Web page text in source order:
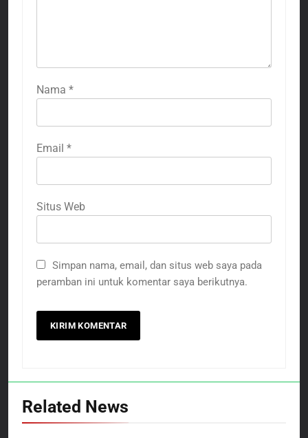
Nama *
Email *
Situs Web
Simpan nama, email, dan situs web saya pada
peramban ini untuk komentar saya berikutnya.
Related News